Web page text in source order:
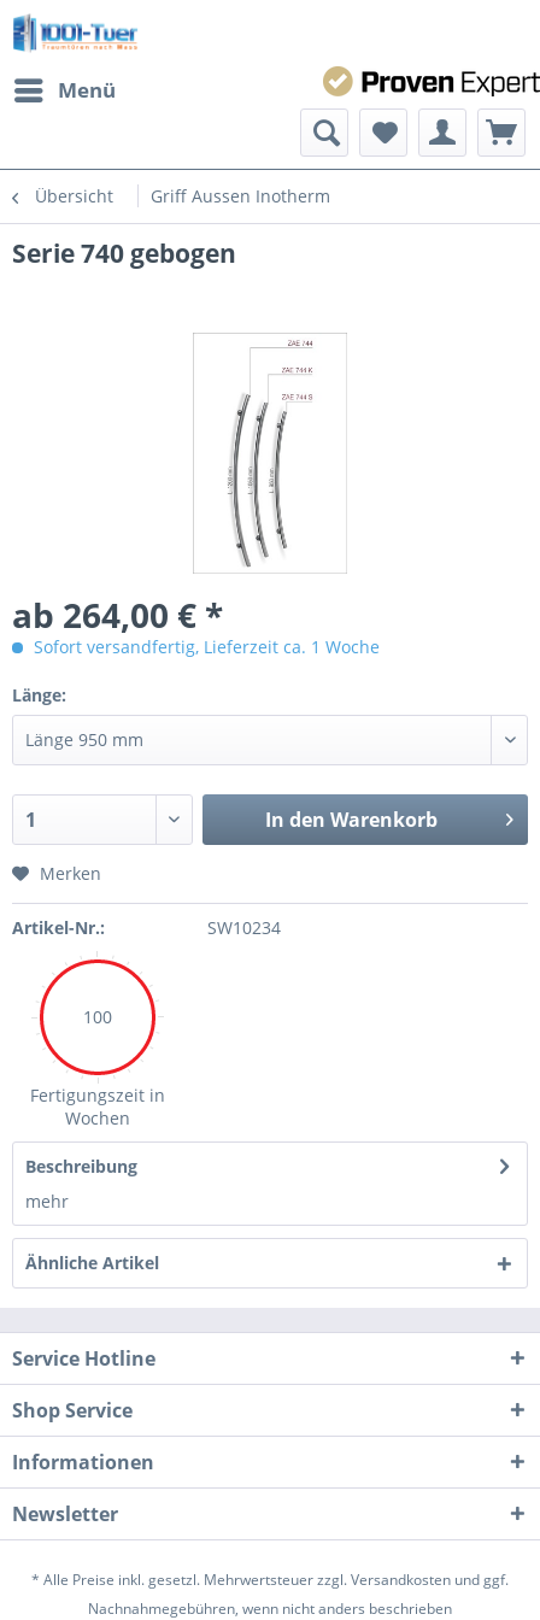
Menü
Übersicht Griff Aussen Inotherm
Serie 740 gebogen
ab 264,00 € *
Sofort versandfertig, Lieferzeit ca. 1 Woche
Länge:
In den Warenkorb
Merken
Artikel-Nr.: SW10234
100
Fertigungszeit in
Wochen
Beschreibung
mehr
Ähnliche Artikel
Service Hotline
Shop Service
Informationen
Newsletter
* Alle Preise inkl. gesetzl. Mehrwertsteuer zzgl.Versandkosten und ggf.
Nachnahmegebühren, wenn nicht anders beschrieben